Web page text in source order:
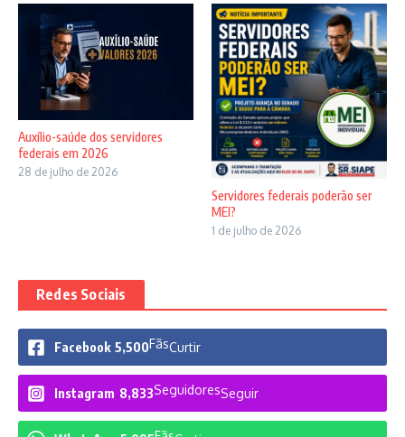
Auxílio-saúde dos servidores
federais em 2026
28 de julho de 2026
Servidores federais poderão ser
MEI?
1 de julho de 2026
Redes Sociais
Facebook 5,500FãsCurtir
Instagram 8,833SeguidoresSeguir